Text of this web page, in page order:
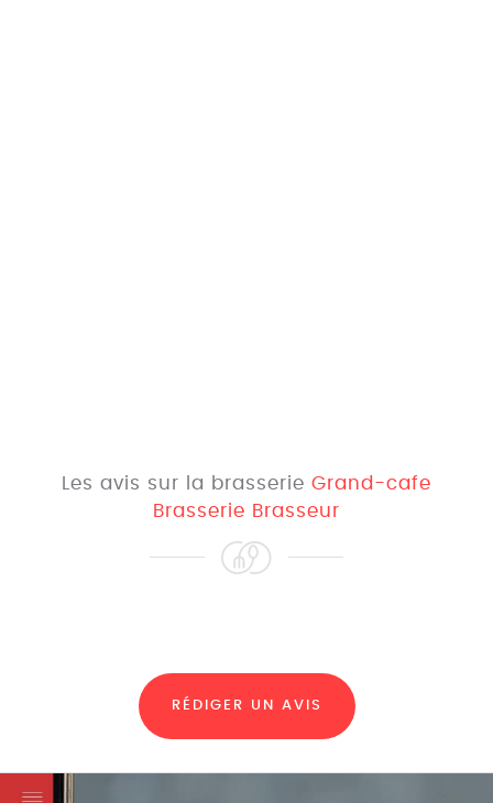
Les avis sur la brasserie Grand-cafe
Brasserie Brasseur
RÉDIGER UN AVIS